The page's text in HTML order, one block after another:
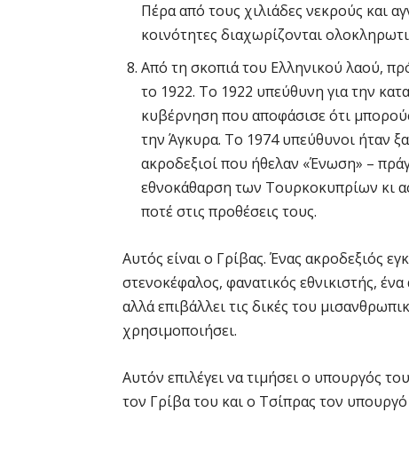
Πέρα από τους χιλιάδες νεκρούς και
κοινότητες διαχωρίζονται
Από τη σκοπιά του Ελληνικού λαού,
το 1922. Το 1922 υπεύθυνη για την
κυβέρνηση που αποφάσισε ότι
την Άγκυρα. Το 1974 υπεύθυνοι ήταν
ακροδεξιοί που ήθελαν «Ένωση» –
εθνοκάθαρση των Τουρκοκυπρίων κι
ποτέ στις προθέσεις τους.
Αυτός είναι ο Γρίβας. Ένας ακροδεξιός
στενοκέφαλος, φανατικός εθνικιστής,
αλλά επιβάλλει τις δικές του
χρησιμοποιήσει.
Αυτόν επιλέγει να τιμήσει ο υπουργός
τον Γρίβα του και ο Τσίπρας τον